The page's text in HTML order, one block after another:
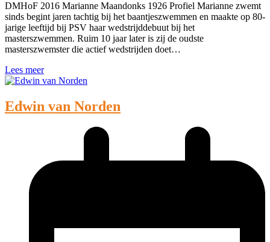
DMHoF 2016 Marianne Maandonks 1926 Profiel Marianne zwemt
sinds begint jaren tachtig bij het baantjeszwemmen en maakte op 80-
jarige leeftijd bij PSV haar wedstrijddebuut bij het
masterszwemmen. Ruim 10 jaar later is zij de oudste
masterszwemster die actief wedstrijden doet…
Lees meer
Edwin van Norden